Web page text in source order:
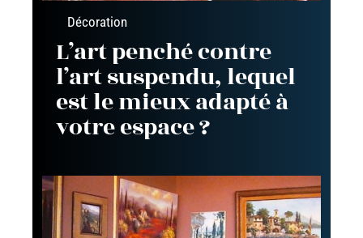
Décoration
L’art penché contre
l’art suspendu, lequel
est le mieux adapté à
votre espace ?